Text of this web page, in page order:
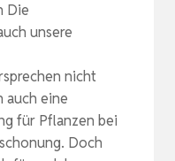
Die
unsere
nicht
auch eine
für Pflanzen bei
Doch